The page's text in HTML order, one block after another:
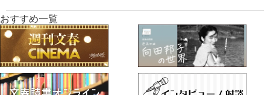
おすすめ一覧